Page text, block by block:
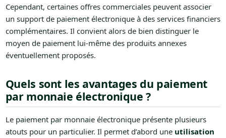
Cependant, certaines offres commerciales peuvent associer
un support de paiement électronique à des services financiers
complémentaires. Il convient alors de bien distinguer le
moyen de paiement lui-même des produits annexes
éventuellement proposés.
Quels sont les avantages du paiement
par monnaie électronique ?
Le paiement par monnaie électronique présente plusieurs
atouts pour un particulier. Il permet d’abord une utilisation